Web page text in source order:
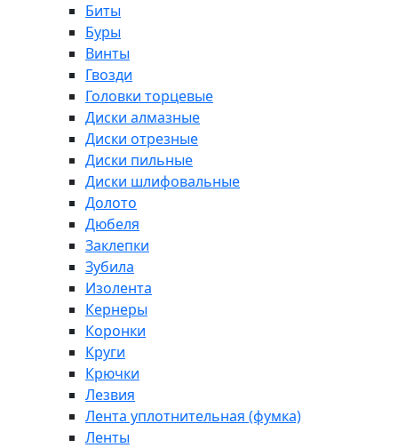
Биты
Буры
Винты
Гвозди
Головки торцевые
Диски алмазные
Диски отрезные
Диски пильные
Диски шлифовальные
Долото
Дюбеля
Заклепки
Зубила
Изолента
Кернеры
Коронки
Круги
Крючки
Лезвия
Лента уплотнительная (фумка)
Ленты